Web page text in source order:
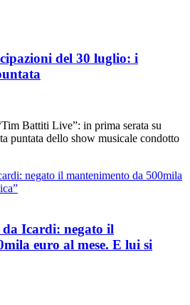
del 30 luglio: i
Battiti Live”: in prima serata su
puntata dello show musicale condotto
Icardi: negato il
euro al mese. E lui si